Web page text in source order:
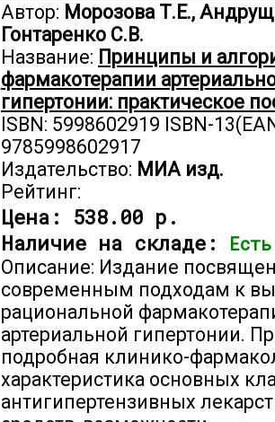
Автор: Морозова Т.Е.,
Гонтаренко С.В.
Название: Принципы и
фармакотерапии
гипертонии: практическое
ISBN: 5998602919 ISBN-
9785998602917
Издательство: МИА изд.
Рейтинг:
Цена: 538.00 р.
Наличие на складе:
Есть
Описание: Издание
современным подходам к
рациональной
артериальной гипертонии.
подробная клинико-
характеристика основных
антигипертензивных